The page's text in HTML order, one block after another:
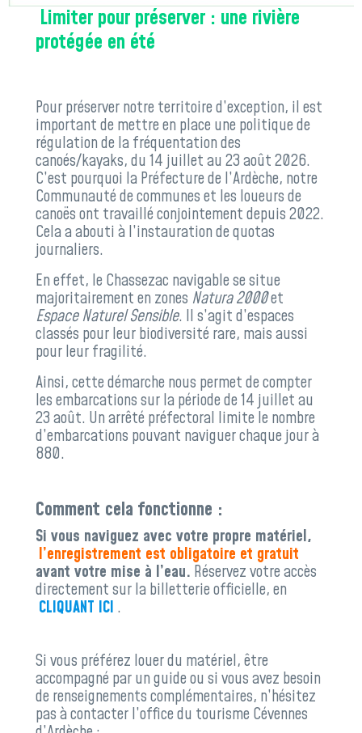
Limiter pour préserver : une rivière
protégée en été
Pour préserver notre territoire d’exception, il est
important de mettre en place une politique de
régulation de la fréquentation des
canoés/kayaks, du 14 juillet au 23 août 2026.
C’est pourquoi la Préfecture de l’Ardèche, notre
Communauté de communes et les loueurs de
canoës ont travaillé conjointement depuis 2022.
Cela a abouti à l’instauration de quotas
journaliers.
En effet, le Chassezac navigable se situe
majoritairement en zones Natura 2000et
Espace Naturel Sensible. Il s’agit d’espaces
classés pour leur biodiversité rare, mais aussi
pour leur fragilité.
Ainsi, cette démarche nous permet de compter
les embarcations sur la période de 14 juillet au
23 août. Un arrêté préfectoral limite le nombre
d’embarcations pouvant naviguer chaque jour à
880.
Comment cela fonctionne :
Si vous naviguez avec votre propre matériel,
l’enregistrement est obligatoire et gratuit
avant votre mise à l’eau. Réservez votre accès
directement sur la billetterie officielle, en
CLIQUANT ICI .
Si vous préférez louer du matériel, être
accompagné par un guide ou si vous avez besoin
de renseignements complémentaires, n’hésitez
pas à contacter l’office du tourisme Cévennes